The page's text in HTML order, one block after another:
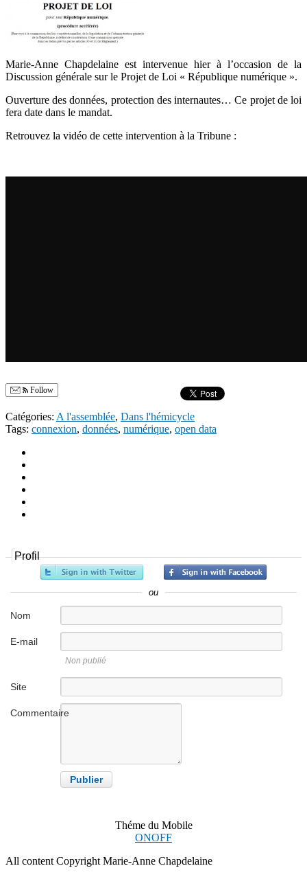
Marie-Anne Chapdelaine est intervenue hier à l’occasion de la
Discussion générale sur le Projet de Loi « République numérique ».
Ouverture des données, protection des internautes… Ce projet de loi
fera date dans le mandat.
Retrouvez la vidéo de cette intervention à la Tribune :
Follow
Catégories: A l'assemblée, Dans l'hémicycle
Tags: connexion, données, numérique, open data
Profil
ou
Nom
E-mail
Non publié
Site
Commentaire
Théme du Mobile
ONOFF
All content Copyright Marie-Anne Chapdelaine